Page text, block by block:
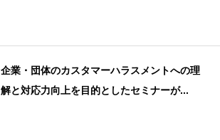
企業・団体のカスタマーハラスメントへの理
解と対応力向上を目的としたセミナーが...